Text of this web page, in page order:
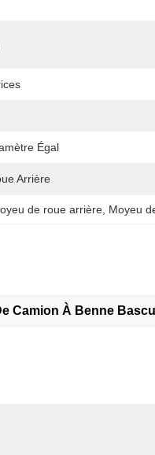
Égal
Arrière
de roue arrière Moyeu
Camion À Benne